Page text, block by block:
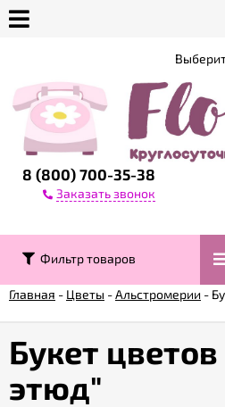
магазине
Доставка
Контакты
Гарантии
8 (800) 700-35-38
Заказать звонок
Фильтр товаров
Главная - Цветы -Альстромерии -
Букет
этюд"